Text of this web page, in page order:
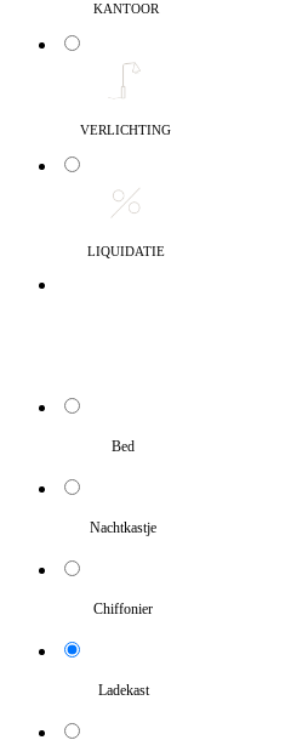
KANTOOR
VERLICHTING
LIQUIDATIE
Bed
Nachtkastje
Chiffonier
Ladekast